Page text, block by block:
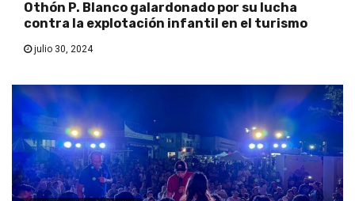
Othón P. Blanco galardonado por su lucha
contra la explotación infantil en el turismo
julio 30, 2024